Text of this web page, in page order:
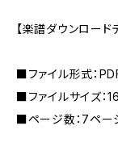
【楽譜ダウンロード
■ファイル形式：
■ファイルサイズ：
■ページ数：7ペー